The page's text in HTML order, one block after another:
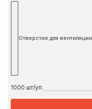
Отверстие для вентиляции
1000 шт/уп.